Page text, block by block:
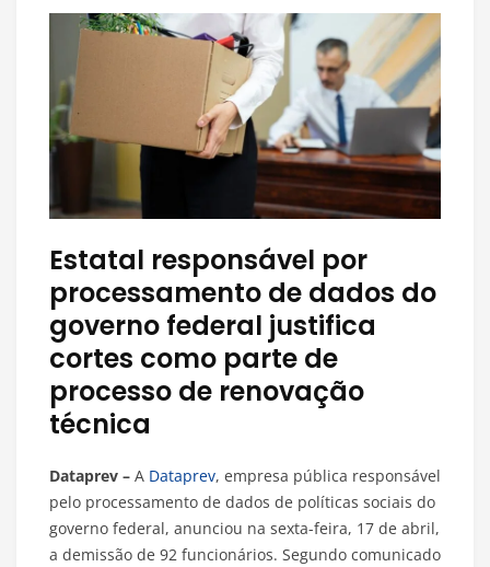
Estatal responsável por
processamento de dados do
governo federal justifica
cortes como parte de
processo de renovação
técnica
Dataprev – A Dataprev, empresa pública responsável
pelo processamento de dados de políticas sociais do
governo federal, anunciou na sexta-feira, 17 de abril,
a demissão de 92 funcionários. Segundo comunicado